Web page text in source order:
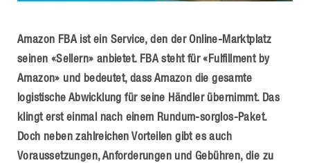
Amazon FBA ist ein Service, den der Online-Marktplatz
seinen «Sellern» anbietet. FBA steht für «Fulfillment by
Amazon» und bedeutet, dass Amazon die gesamte
logistische Abwicklung für seine Händler übernimmt. Das
klingt erst einmal nach einem Rundum-sorglos-Paket.
Doch neben zahlreichen Vorteilen gibt es auch
Voraussetzungen, Anforderungen und Gebühren, die zu